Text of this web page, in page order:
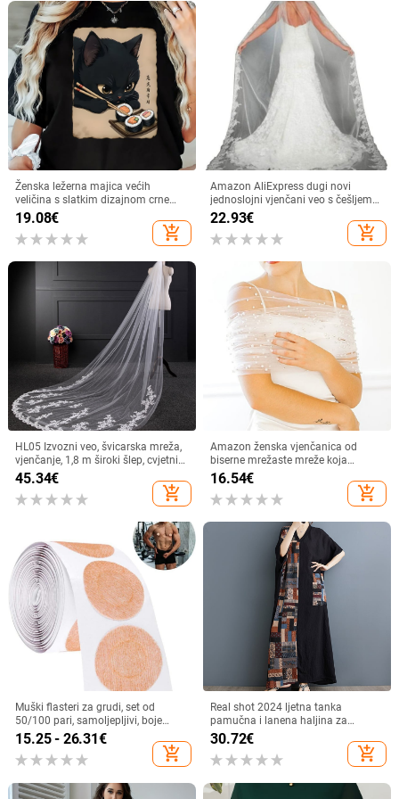
Ženska ležerna majica većih
veličina s slatkim dizajnom crne
mačke i sushija - okrugli izrez, kratki
rukavi, lagana
19.08€
add_shopping_cart
Amazon AliExpress dugi novi
jednoslojni vjenčani veo s češljem
za kosu veleprodaja njegov veo veo
generacija kose
22.93€
add_shopping_cart
HL05 Izvozni veo, švicarska mreža,
vjenčanje, 1,8 m široki šlep, cvjetni
dugi čipkasti obrub s malim šlepom
45.34€
add_shopping_cart
Amazon ženska vjenčanica od
biserne mrežaste mreže koja
pokriva ruke za prsa, haljina na
jedno rame s modnim dodacima i
remenom
16.54€
add_shopping_cart
Muški flasteri za grudi, set od
50/100 pari, samoljepljivi, boje
kože, nevidljivi, protiv izbočenja,
pogodni za sport
15.25 - 26.31€
add_shopping_cart
Real shot 2024 ljetna tanka
pamučna i lanena haljina za
mršavljenje s V-izrezom i kratkim
rukavima, kontrastnim šavovima,
crna duga ženska haljina
30.72€
add_shopping_cart